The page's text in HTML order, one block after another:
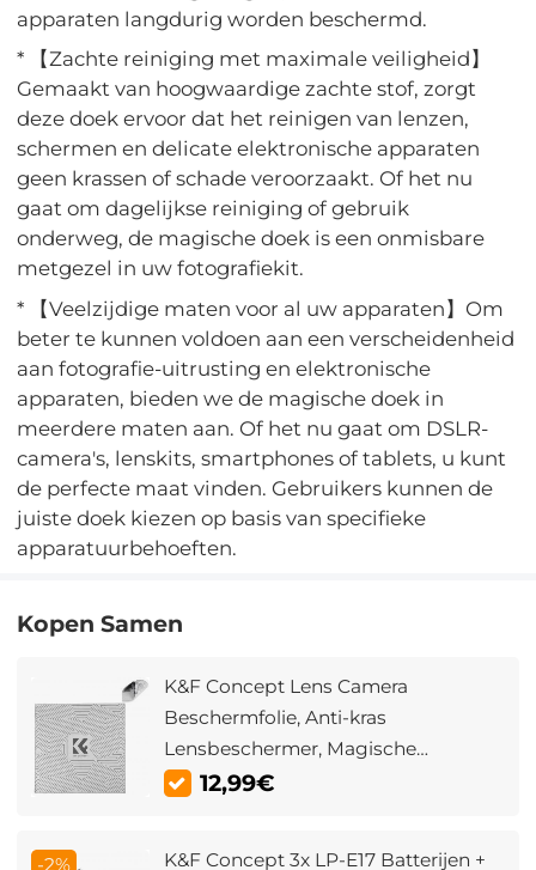
apparaten langdurig worden beschermd.
* 【Zachte reiniging met maximale veiligheid】
Gemaakt van hoogwaardige zachte stof, zorgt
deze doek ervoor dat het reinigen van lenzen,
schermen en delicate elektronische apparaten
geen krassen of schade veroorzaakt. Of het nu
gaat om dagelijkse reiniging of gebruik
onderweg, de magische doek is een onmisbare
metgezel in uw fotografiekit.
* 【Veelzijdige maten voor al uw apparaten】Om
beter te kunnen voldoen aan een verscheidenheid
aan fotografie-uitrusting en elektronische
apparaten, bieden we de magische doek in
meerdere maten aan. Of het nu gaat om DSLR-
camera's, lenskits, smartphones of tablets, u kunt
de perfecte maat vinden. Gebruikers kunnen de
juiste doek kiezen op basis van specifieke
apparatuurbehoeften.
Kopen Samen
K&F Concept Lens Camera
Beschermfolie, Anti-kras
Lensbeschermer, Magische
Zelfklevende Doek Camerafolie voor
12,99€
-2%
K&F Concept 3x LP-E17 Batterijen +